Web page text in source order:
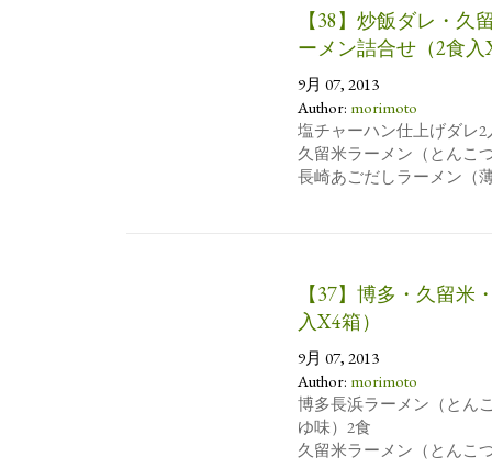
【38】炒飯ダレ・久
ーメン詰合せ（2食
9月 07, 2013
Author: morimoto
塩チャーハン仕上げダレ2
久留米ラーメン（とんこ
長崎あごだしラーメン（
【37】博多・久留米
入X4箱）
9月 07, 2013
Author: morimoto
博多長浜ラーメン（とん
ゆ味）2食
久留米ラーメン（とんこ